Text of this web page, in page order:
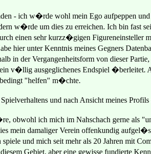
- ich w�rde wohl mein Ego aufpeppen
w�rde um dies zu erreichen. Ich bin fast
einen sehr kurzz�gigen Figureneinsteller
hier unter Kenntnis meines Gegners
in der Vergangenheitsform von dieser
v�llig ausgeglichenes Endspiel �berleitet.
"helfen" m�chte.
und nach Ansicht meines
obwohl ich mich im Nahschach gerne als
mein damaliger Verein offenkundig
und mich seit mehr als 20 Jahren mit
Gebiet, aber eine gewisse fundierte